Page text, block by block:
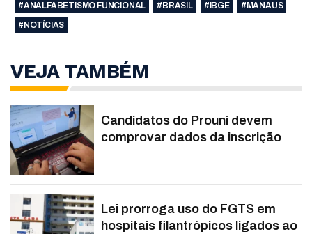
#ANALFABETISMO FUNCIONAL
#BRASIL #IBGE
#MANAUS
#NOTÍCIAS
VEJA TAMBÉM
Candidatos do Prouni devem
comprovar dados da inscrição
Lei prorroga uso do FGTS em
hospitais filantrópicos ligados ao